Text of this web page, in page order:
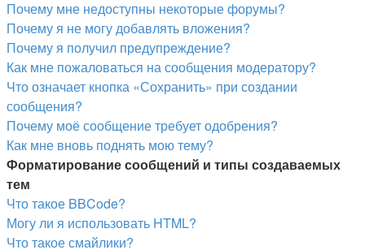
Почему мне недоступны некоторые форумы?
Почему я не могу добавлять вложения?
Почему я получил предупреждение?
Как мне пожаловаться на сообщения модератору?
Что означает кнопка «Сохранить» при создании
сообщения?
Почему моё сообщение требует одобрения?
Как мне вновь поднять мою тему?
Форматирование сообщений и типы создаваемых
тем
Что такое BBCode?
Могу ли я использовать HTML?
Что такое смайлики?